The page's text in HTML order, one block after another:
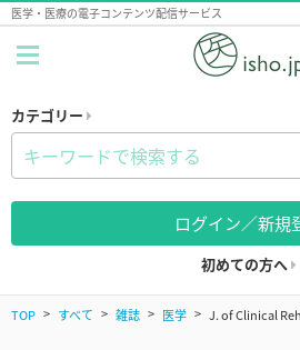
医学・医療の電子コンテンツ配信サービス
カテゴリー
ログイン／新規
初めての方へ
TOP すべて 雑誌 医学 J. of Clinical